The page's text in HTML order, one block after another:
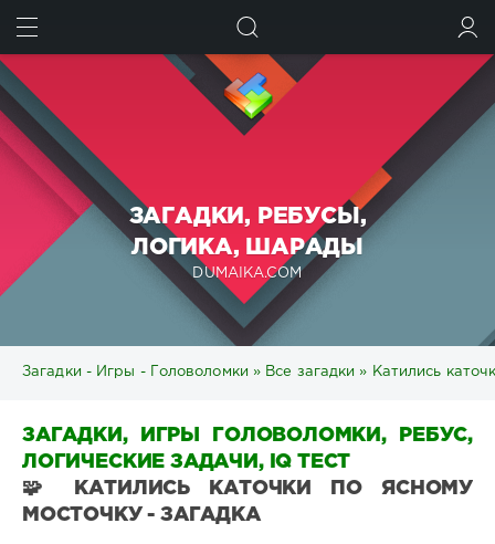
ЗАГАДКИ, РЕБУСЫ,
ЛОГИКА, ШАРАДЫ
DUMAIKA.COM
Загадки - Игры - Головоломки » Все загадки » Катились
ЗАГАДКИ, ИГРЫ ГОЛОВОЛОМКИ, РЕБУС,
ЛОГИЧЕСКИЕ ЗАДАЧИ, IQ ТЕСТ
🧩 КАТИЛИСЬ КАТОЧКИ ПО ЯСНОМУ
МОСТОЧКУ - ЗАГАДКА